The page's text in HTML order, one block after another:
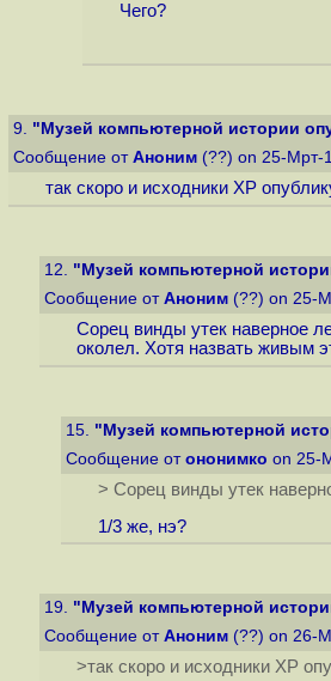
Чего?
9. "Музей компьютерной истории
Сообщение от Аноним (??) on 25-Мрт-
так скоро и исходники ХР
12. "Музей компьютерной
Сообщение от Аноним (??) on 25-
Сорец винды утек наверное
околел. Хотя назвать живым
15. "Музей компьютерной
Сообщение от ононимко on 25-
> Сорец винды утек
1/3 же, нэ?
19. "Музей компьютерной
Сообщение от Аноним (??) on 26-
>так скоро и исходники ХР